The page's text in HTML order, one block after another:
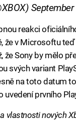
September
reakci
že v Microsoftu
že Sony by mělo
svých variant
na toto datum
uvedení prvního
vlastnosti nových